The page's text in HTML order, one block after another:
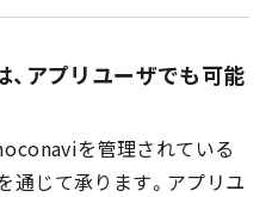
アプリユーザでも可能
を管理されている
通じて承ります。アプリユ